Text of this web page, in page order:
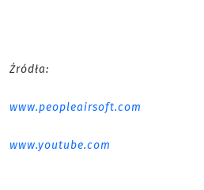
Źródła:
www.peopleairsoft.com
www.youtube.com